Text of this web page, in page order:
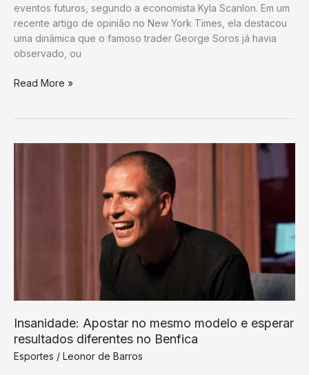
eventos futuros, segundo a economista Kyla Scanlon. Em um
recente artigo de opinião no New York Times, ela destacou
uma dinâmica que o famoso trader George Soros já havia
observado, ou
Mercados
apostar
comentarista
econômico
favorito
Read More »
Insanidade: Apostar no mesmo modelo e esperar
resultados diferentes no Benfica
Esportes / Leonor de Barros